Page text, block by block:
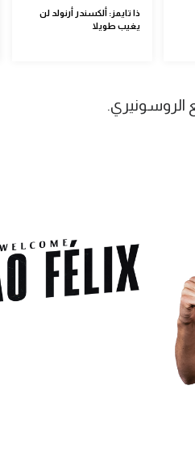
ذا تايمز: ألكسندر أرنولد لن
يغيب طويلا